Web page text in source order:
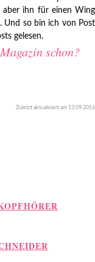
aber ihn für einen Wing
Und so bin ich von Post
gelesen.
schon?
Zuletzt aktualisiert am 13.09.2016